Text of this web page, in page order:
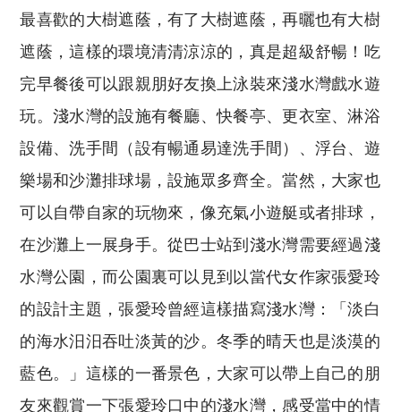
最喜歡的大樹遮蔭，有了大樹遮蔭，再曬也有大樹
遮蔭，這樣的環境清清涼涼的，真是超級舒暢！吃
完早餐後可以跟親朋好友換上泳裝來淺水灣戲水遊
玩。淺水灣的設施有餐廳、快餐亭、更衣室、淋浴
設備、洗手間（設有暢通易達洗手間）、浮台、遊
樂場和沙灘排球場，設施眾多齊全。當然，大家也
可以自帶自家的玩物來，像充氣小遊艇或者排球，
在沙灘上一展身手。從巴士站到淺水灣需要經過淺
水灣公園，而公園裏可以見到以當代女作家張愛玲
的設計主題，張愛玲曾經這樣描寫淺水灣：「淡白
的海水汨汨吞吐淡黃的沙。冬季的晴天也是淡漠的
藍色。」這樣的一番景色，大家可以帶上自己的朋
友來觀賞一下張愛玲口中的淺水灣，感受當中的情